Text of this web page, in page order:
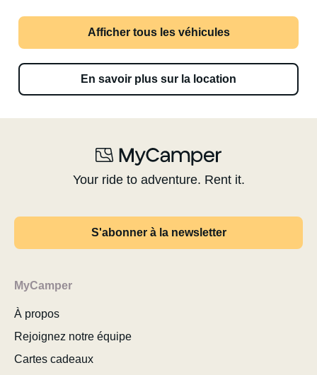
Afficher tous les véhicules
En savoir plus sur la location
Your ride to adventure. Rent it.
S'abonner à la newsletter
MyCamper
À propos
Rejoignez notre équipe
Cartes cadeaux